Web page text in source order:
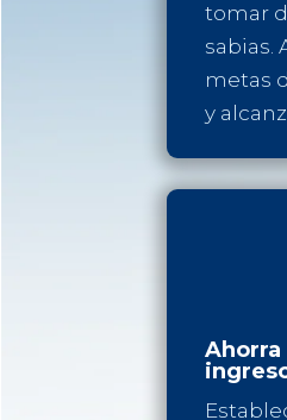
tomar
sabias.
metas
y